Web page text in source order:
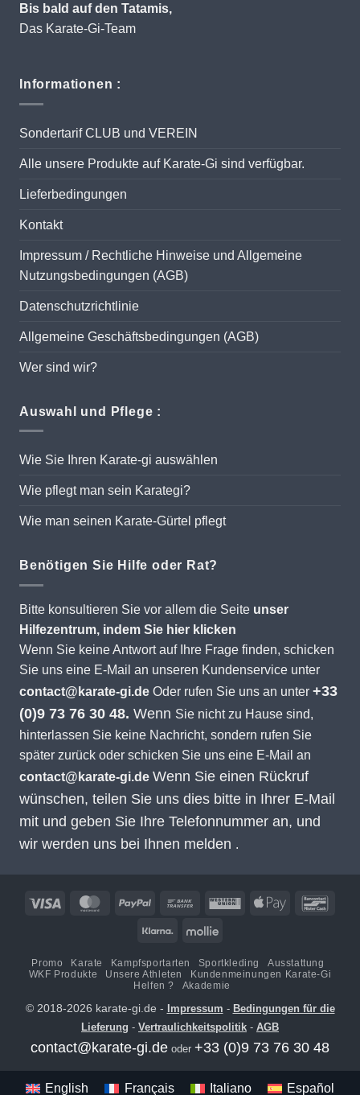
Bis bald auf den Tatamis,
Das Karate-Gi-Team
Informationen :
Sondertarif CLUB und VEREIN
Alle unsere Produkte auf Karate-Gi sind verfügbar.
Lieferbedingungen
Kontakt
Impressum / Rechtliche Hinweise und Allgemeine
Nutzungsbedingungen (AGB)
Datenschutzrichtlinie
Allgemeine Geschäftsbedingungen (AGB)
Wer sind wir?
Auswahl und Pflege :
Wie Sie Ihren Karate-gi auswählen
Wie pflegt man sein Karategi?
Wie man seinen Karate-Gürtel pflegt
Benötigen Sie Hilfe oder Rat?
Bitte konsultieren Sie vor allem die Seite unser
Hilfezentrum, indem Sie hier klicken
Wenn Sie keine Antwort auf Ihre Frage finden, schicken
Sie uns eine E-Mail an unseren Kundenservice unter
contact@karate-gi.de Oder rufen Sie uns an unter +33
(0)9 73 76 30 48. Wenn Sie nicht zu Hause sind,
hinterlassen Sie keine Nachricht, sondern rufen Sie
später zurück oder schicken Sie uns eine E-Mail an
contact@karate-gi.de Wenn Sie einen Rückruf
wünschen, teilen Sie uns dies bitte in Ihrer E-Mail
mit und geben Sie Ihre Telefonnummer an, und
wir werden uns bei Ihnen melden .
Visa MasterCardPayPal Banküberweisung
Western Apple
Klarna Mollie
Promo Karate Kampfsportarten Sportkleding
Ausstattung
WKF Produkte
Unsere Athleten
Kundenmeinungen Karate-Gi
Helfen ?
Akademie
© 2018-2026 karate-gi.de - Impressum - Bedingungen für die
Lieferung - Vertraulichkeitspolitik - AGB
contact@karate-gi.de oder +33 (0)9 73 76 30 48
English Français Italiano Español